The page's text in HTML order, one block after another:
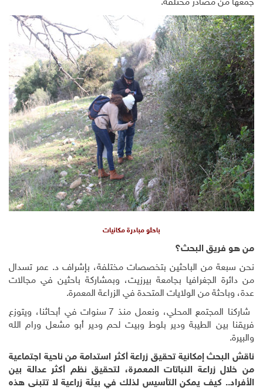
جمعها من مصادر مختلفة.
باحثو مبادرة مكانيات
من هو فريق البحث؟
نحن سبعة من الباحثين بتخصصات مختلفة، بإشراف د. عمر تسدال
من دائرة الجغرافيا بجامعة بيرزيت، وبمشاركة باحثين في مجالات
عدة، وباحثة من الولايات المتحدة في الزراعة المعمرة.
شاركنا المجتمع المحلي، ونعمل منذ 7 سنوات في أبحاثنا، ويتوزع
فريقنا بين الطيبة ودير بلوط وبيت لحم ودير أبو مشعل ورام الله
والبيرة.
ناقش البحث إمكانية تحقيق زراعة أكثر استدامة من ناحية اجتماعية
من خلال زراعة النباتات المعمرة، لتحقيق نظم أكثر عدالة بين
الأفراد.. كيف يمكن التأسيس لذلك في بيئة زراعية لا تتبنى هذه